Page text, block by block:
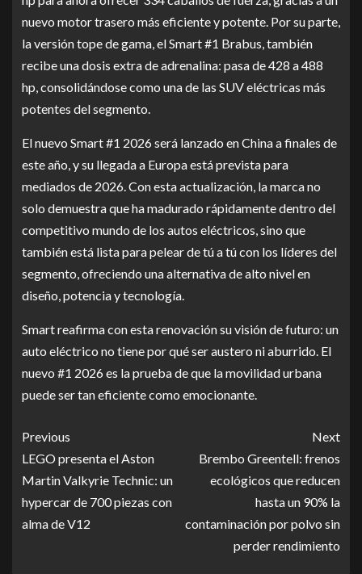
nuevo motor trasero más eficiente y potente. Por su parte,
la versión tope de gama, el Smart #1 Brabus, también
recibe una dosis extra de adrenalina: pasa de 428 a 488
hp, consolidándose como una de las SUV eléctricas más
potentes del segmento.
El nuevo Smart #1 2026 será lanzado en China a finales de
este año, y su llegada a Europa está prevista para
mediados de 2026. Con esta actualización, la marca no
solo demuestra que ha madurado rápidamente dentro del
competitivo mundo de los autos eléctricos, sino que
también está lista para pelear de tú a tú con los líderes del
segmento, ofreciendo una alternativa de alto nivel en
diseño, potencia y tecnología.
Smart reafirma con esta renovación su visión de futuro: un
auto eléctrico no tiene por qué ser austero ni aburrido. El
nuevo #1 2026 es la prueba de que la movilidad urbana
puede ser tan eficiente como emocionante.
Previous
LEGO presenta el Aston
Martin Valkyrie Technic: un
hypercar de 700 piezas con
alma de V12
Next
Brembo Greentell: frenos
ecológicos que reducen
hasta un 90% la
contaminación por polvo sin
perder rendimiento